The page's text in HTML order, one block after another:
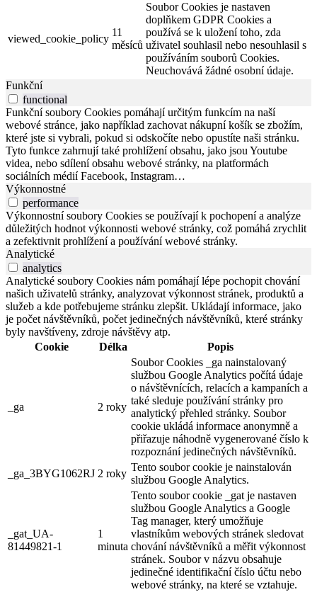
viewed_cookie_policy
11
měsíců
Soubor Cookies je nastaven
doplňkem GDPR Cookies a
používá se k uložení toho, zda
uživatel souhlasil nebo nesouhlasil s
používáním souborů Cookies.
Neuchovává žádné osobní údaje.
Funkční
functional
Funkční soubory Cookies pomáhají určitým funkcím na naší
webové stránce, jako například zachovat nákupní košík se zbožím,
které jste si vybrali, pokud si odskočíte nebo opustíte naši stránku.
Tyto funkce zahrnují také prohlížení obsahu, jako jsou Youtube
videa, nebo sdílení obsahu webové stránky, na platformách
sociálních médií Facebook, Instagram…
Výkonnostné
performance
Výkonnostní soubory Cookies se používají k pochopení a analýze
důležitých hodnot výkonnosti webové stránky, což pomáhá zrychlit
a zefektivnit prohlížení a používání webové stránky.
Analytické
analytics
Analytické soubory Cookies nám pomáhají lépe pochopit chování
našich uživatelů stránky, analyzovat výkonnost stránek, produktů a
služeb a kde potřebujeme stránku zlepšit. Ukládají informace, jako
je počet návštěvníků, počet jedinečných návštěvníků, které stránky
byly navštíveny, zdroje návštěvy atp.
Cookie
Délka Popis
_ga 2 roky
Soubor Cookies _ga nainstalovaný
službou Google Analytics počítá údaje
o návštěvnících, relacích a kampaních a
také sleduje používání stránky pro
analytický přehled stránky. Soubor
cookie ukládá informace anonymně a
přiřazuje náhodně vygenerované číslo k
rozpoznání jedinečných návštěvníků.
_ga_3BYG1062RJ 2 roky
Tento soubor cookie je nainstalován
službou Google Analytics.
_gat_UA-
81449821-1
1
minuta
Tento soubor cookie _gat je nastaven
službou Google Analytics a Google
Tag manager, který umožňuje
vlastníkům webových stránek sledovat
chování návštěvníků a měřit výkonnost
stránek. Soubor v názvu obsahuje
jedinečné identifikační číslo účtu nebo
webové stránky, na které se vztahuje.